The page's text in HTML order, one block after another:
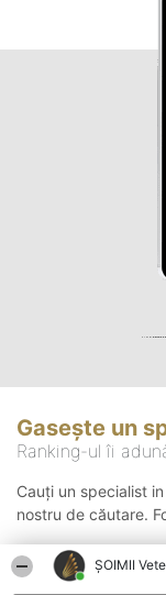
ȘOIMII
Gasește un
Ranking-ul îi
Cauți un specialist
nostru de căutare.